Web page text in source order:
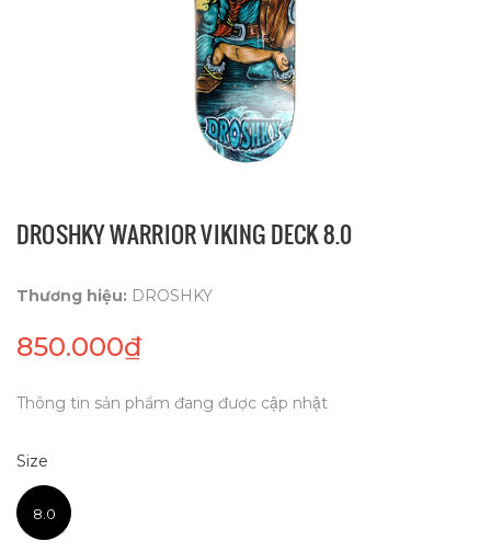
DROSHKY WARRIOR VIKING DECK 8.0
Thương hiệu: DROSHKY
850.000₫
Thông tin sản phẩm đang được cập nhật
Size
8.0